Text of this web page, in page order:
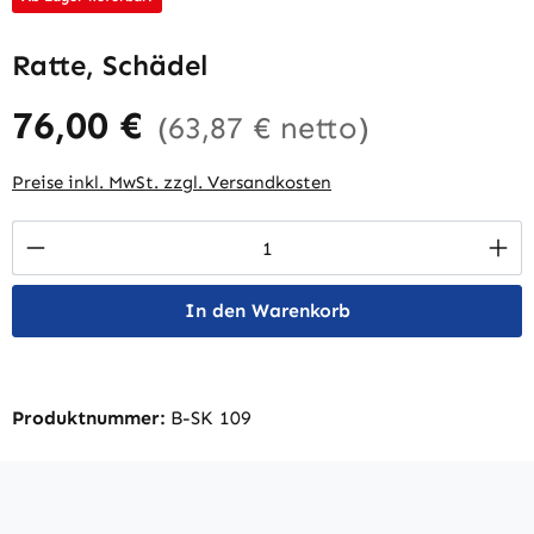
Ratte, Schädel
76,00 € (63,87 € netto)
Preise inkl. MwSt. zzgl. Versandkosten
Produkt Anzahl: Gib den gewünschten
In den Warenkorb
Produktnummer: B-SK 109